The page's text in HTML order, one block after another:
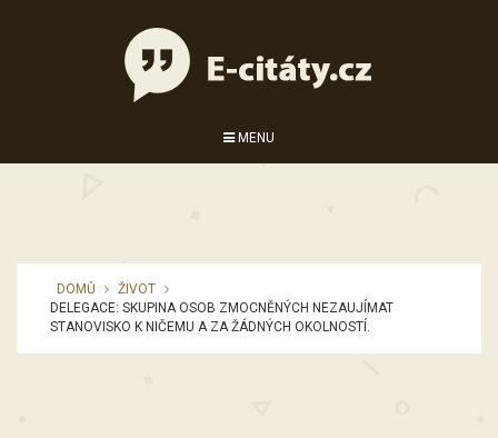
MENU
DOMŮ
ŽIVOT
DELEGACE: SKUPINA OSOB ZMOCNĚNÝCH NEZAUJÍMAT
STANOVISKO K NIČEMU A ZA ŽÁDNÝCH OKOLNOSTÍ.